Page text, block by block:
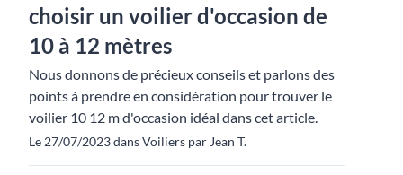
choisir un voilier d'occasion de
10 à 12 mètres
Nous donnons de précieux conseils et parlons des
points à prendre en considération pour trouver le
voilier 10 12 m d'occasion idéal dans cet article.
Le 27/07/2023 dans Voiliers par Jean T.